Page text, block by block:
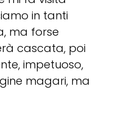
in tanti
ma forse
cascata, poi
impetuoso,
magari, ma